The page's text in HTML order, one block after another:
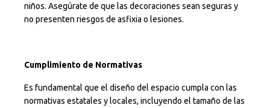
niños. Asegúrate de que las decoraciones sean seguras y
no presenten riesgos de asfixia o lesiones.
Cumplimiento de Normativas
Es fundamental que el diseño del espacio cumpla con las
normativas estatales y locales, incluyendo el tamaño de las